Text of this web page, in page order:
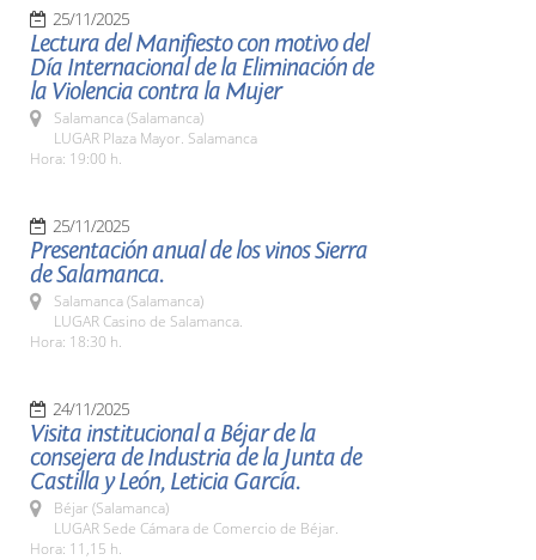
25/11/2025
Lectura del Manifiesto con motivo del
Día Internacional de la Eliminación de
la Violencia contra la Mujer
Salamanca (Salamanca)
LUGAR Plaza Mayor. Salamanca
Hora: 19:00 h.
25/11/2025
Presentación anual de los vinos Sierra
de Salamanca.
Salamanca (Salamanca)
LUGAR Casino de Salamanca.
Hora: 18:30 h.
24/11/2025
Visita institucional a Béjar de la
consejera de Industria de la Junta de
Castilla y León, Leticia García.
Béjar (Salamanca)
LUGAR Sede Cámara de Comercio de Béjar.
Hora: 11,15 h.